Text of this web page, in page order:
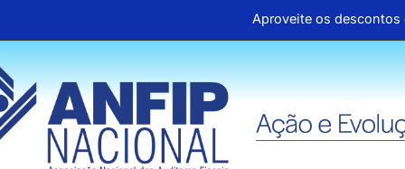
Aproveite os descontos
Associações se mobilizam para
ANFIP Nacional participa de